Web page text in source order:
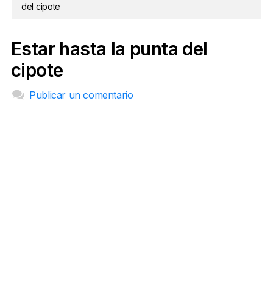
del cipote
Estar hasta la punta del
cipote
Publicar un comentario